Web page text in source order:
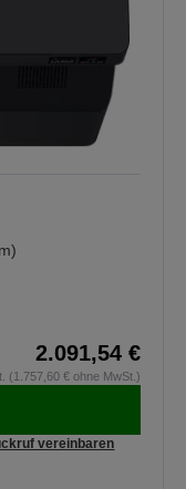
2.091,54 €
(1.757,60 € ohne MwSt.)
vereinbaren